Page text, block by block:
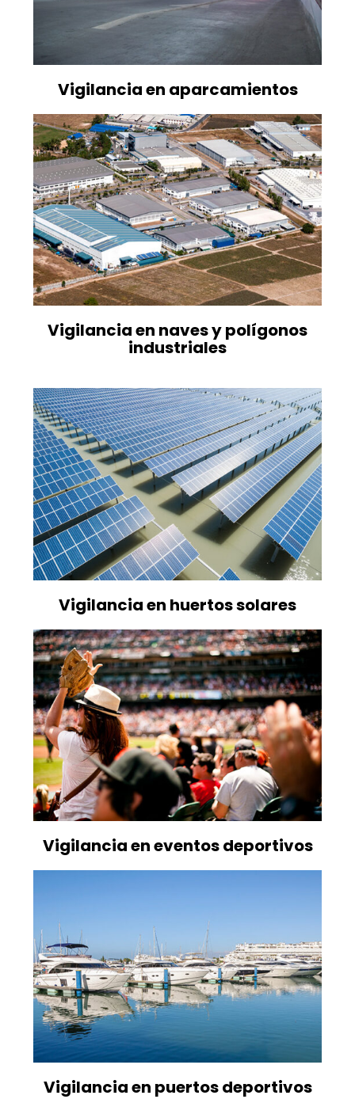
Vigilancia en aparcamientos
Vigilancia en naves y polígonos
industriales
Vigilancia en huertos solares
Vigilancia en eventos deportivos
Vigilancia en puertos deportivos